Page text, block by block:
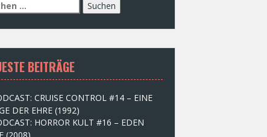
BEITRÄGE
CRUISE CONTROL #14 – EINE
DER EHRE (1992)
HORROR KULT #16 – EDEN